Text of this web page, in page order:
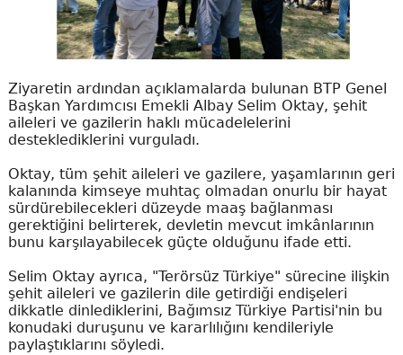
Ziyaretin ardından açıklamalarda bulunan BTP Genel
Başkan Yardımcısı Emekli Albay Selim Oktay, şehit
aileleri ve gazilerin haklı mücadelelerini
desteklediklerini vurguladı.
Oktay, tüm şehit aileleri ve gazilere, yaşamlarının geri
kalanında kimseye muhtaç olmadan onurlu bir hayat
sürdürebilecekleri düzeyde maaş bağlanması
gerektiğini belirterek, devletin mevcut imkânlarının
bunu karşılayabilecek güçte olduğunu ifade etti.
Selim Oktay ayrıca, "Terörsüz Türkiye" sürecine ilişkin
şehit aileleri ve gazilerin dile getirdiği endişeleri
dikkatle dinlediklerini, Bağımsız Türkiye Partisi'nin bu
konudaki duruşunu ve kararlılığını kendileriyle
paylaştıklarını söyledi.